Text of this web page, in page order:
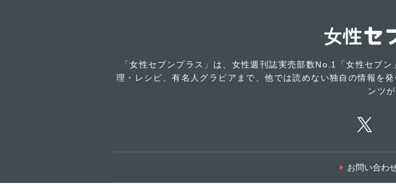
「女性セブンプラス」は、女性週刊誌実売部数No.1「女性セブ
理・レシピ、有名人グラビアまで、他では読めない独自の情報を
ンツ
お問い合わ